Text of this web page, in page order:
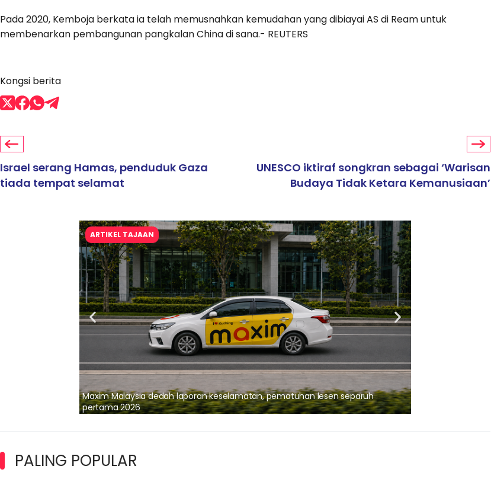
Pada 2020, Kemboja berkata ia telah memusnahkan kemudahan yang dibiayai AS di Ream untuk
membenarkan pembangunan pangkalan China di sana.- REUTERS
Kongsi berita
Israel serang Hamas, penduduk Gaza
tiada tempat selamat
UNESCO iktiraf songkran sebagai ‘Warisan
Budaya Tidak Ketara Kemanusiaan’
ARTIKEL TAJAAN
Maxim Malaysia dedah laporan keselamatan, pematuhan lesen separuh
pertama 2026
PALING POPULAR